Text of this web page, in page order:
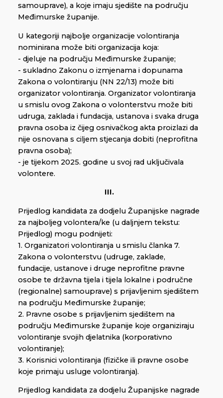
samouprave), a koje imaju sjedište na području
Međimurske županije.
U kategoriji najbolje organizacije volontiranja
nominirana može biti organizacija koja:
- djeluje na području Međimurske županije;
- sukladno Zakonu o izmjenama i dopunama
Zakona o volontiranju (NN 22/13) može biti
organizator volontiranja. Organizator volontiranja
u smislu ovog Zakona o volonterstvu može biti
udruga, zaklada i fundacija, ustanova i svaka druga
pravna osoba iz čijeg osnivačkog akta proizlazi da
nije osnovana s ciljem stjecanja dobiti (neprofitna
pravna osoba);
- je tijekom 2025. godine u svoj rad uključivala
volontere.
III.
Prijedlog kandidata za dodjelu Županijske nagrade
za najboljeg volontera/ke (u daljnjem tekstu:
Prijedlog) mogu podnijeti:
1. Organizatori volontiranja u smislu članka 7.
Zakona o volonterstvu (udruge, zaklade,
fundacije, ustanove i druge neprofitne pravne
osobe te državna tijela i tijela lokalne i područne
(regionalne) samouprave) s prijavljenim sjedištem
na području Međimurske županije;
2. Pravne osobe s prijavljenim sjedištem na
području Međimurske županije koje organiziraju
volontiranje svojih djelatnika (korporativno
volontiranje);
3. Korisnici volontiranja (fizičke ili pravne osobe
koje primaju usluge volontiranja).
Prijedlog kandidata za dodjelu Županijske nagrade